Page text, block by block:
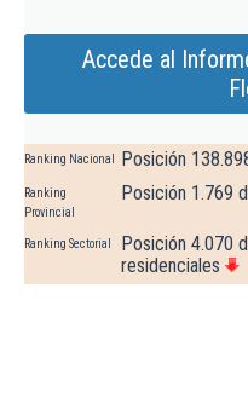
Accede al
Ranking Nacional Posición
Ranking
Provincial
Posición 1.769
Ranking Sectorial
Posición 4.070
residenciales